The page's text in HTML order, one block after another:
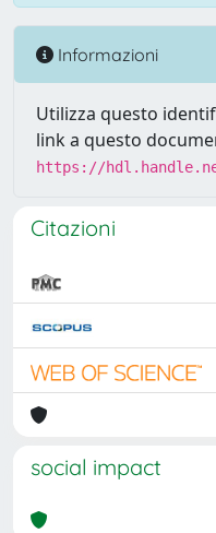
Informazioni
Utilizza questo
link a questo
https://
Citazioni
social impact